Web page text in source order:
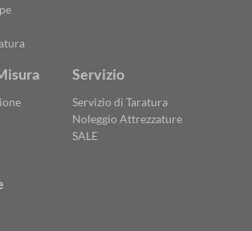
Servizio
Servizio di Taratura
Noleggio Attrezzature
SALE